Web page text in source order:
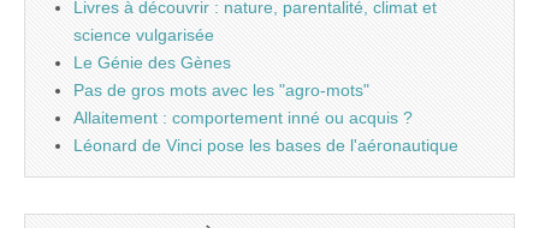
Livres à découvrir : nature, parentalité, climat et
science vulgarisée
Le Génie des Gènes
Pas de gros mots avec les "agro-mots"
Allaitement : comportement inné ou acquis ?
Léonard de Vinci pose les bases de l'aéronautique